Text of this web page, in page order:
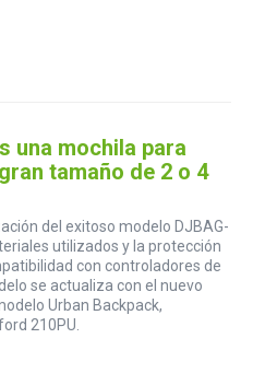
una mochila para
tamaño de 2 o 4
del exitoso modelo DJBAG-
utilizados y la protección
con controladores de
se actualiza con el nuevo
Urban Backpack,
210PU.